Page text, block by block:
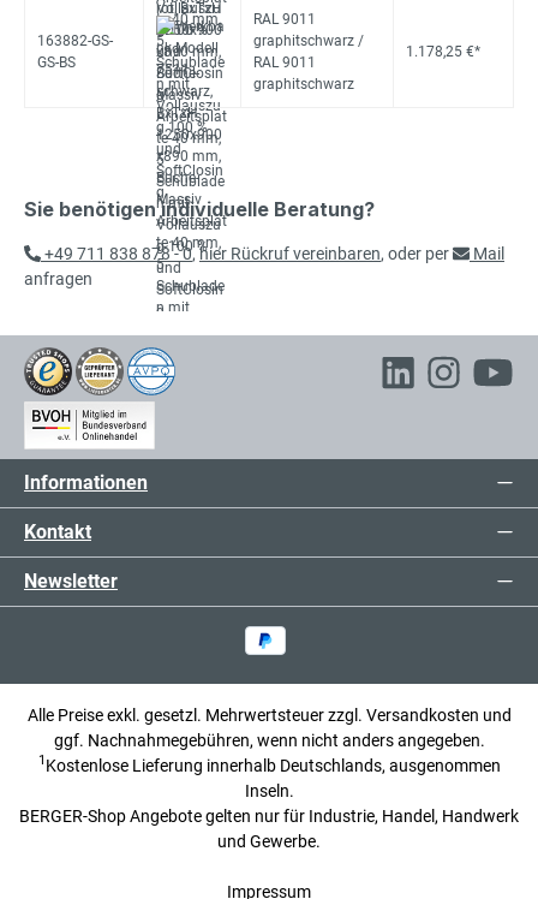
163882-GS-
GS-BS
RAL 9011
graphitschwarz /
RAL 9011
graphitschwarz
1.178,25 €*
Sie benötigen individuelle Beratung?
+49 711 838 878 - 0,hier Rückruf vereinbaren, oder per
Mail
anfragen
Informationen
Kontakt
Newsletter
Alle Preise exkl. gesetzl. Mehrwertsteuer zzgl. Versandkosten und
ggf. Nachnahmegebühren, wenn nicht anders angegeben.
1 Kostenlose Lieferung innerhalb Deutschlands, ausgenommen
Inseln.
BERGER-Shop Angebote gelten nur für Industrie, Handel, Handwerk
und Gewerbe.
Impressum